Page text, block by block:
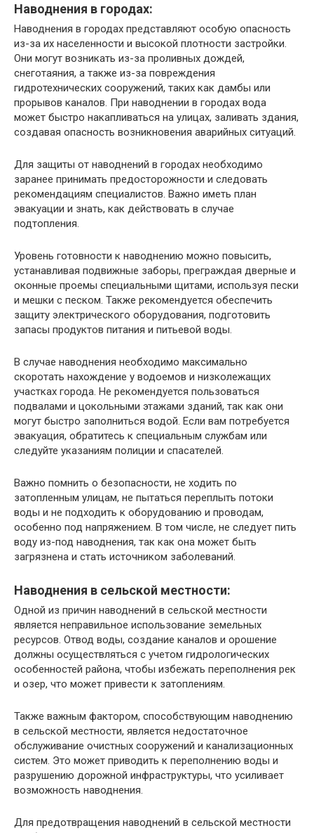
Наводнения в городах:
Наводнения в городах представляют особую опасность
из-за их населенности и высокой плотности застройки.
Они могут возникать из-за проливных дождей,
снеготаяния, а также из-за повреждения
гидротехнических сооружений, таких как дамбы или
прорывов каналов. При наводнении в городах вода
может быстро накапливаться на улицах, заливать здания,
создавая опасность возникновения аварийных ситуаций.
Для защиты от наводнений в городах необходимо
заранее принимать предосторожности и следовать
рекомендациям специалистов. Важно иметь план
эвакуации и знать, как действовать в случае
подтопления.
Уровень готовности к наводнению можно повысить,
устанавливая подвижные заборы, преграждая дверные и
оконные проемы специальными щитами, используя пески
и мешки с песком. Также рекомендуется обеспечить
защиту электрического оборудования, подготовить
запасы продуктов питания и питьевой воды.
В случае наводнения необходимо максимально
скоротать нахождение у водоемов и низколежащих
участках города. Не рекомендуется пользоваться
подвалами и цокольными этажами зданий, так как они
могут быстро заполниться водой. Если вам потребуется
эвакуация, обратитесь к специальным службам или
следуйте указаниям полиции и спасателей.
Важно помнить о безопасности, не ходить по
затопленным улицам, не пытаться переплыть потоки
воды и не подходить к оборудованию и проводам,
особенно под напряжением. В том числе, не следует пить
воду из-под наводнения, так как она может быть
загрязнена и стать источником заболеваний.
Наводнения в сельской местности:
Одной из причин наводнений в сельской местности
является неправильное использование земельных
ресурсов. Отвод воды, создание каналов и орошение
должны осуществляться с учетом гидрологических
особенностей района, чтобы избежать переполнения рек
и озер, что может привести к затоплениям.
Также важным фактором, способствующим наводнению
в сельской местности, является недостаточное
обслуживание очистных сооружений и канализационных
систем. Это может приводить к переполнению воды и
разрушению дорожной инфраструктуры, что усиливает
возможность наводнения.
Для предотвращения наводнений в сельской местности